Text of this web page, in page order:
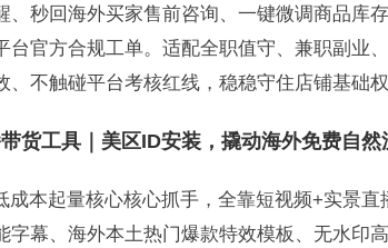
、秒回海外买家售前咨询、一键微调商品库
台官方合规工单。适配全职值守、兼职副业
、不触碰平台考核红线，稳稳守住店铺基础权
货工具｜美区ID安装，撬动海外免费自然
成本起量核心核心抓手，全靠短视频+实景直
字幕、海外本土热门爆款特效模板、无水印